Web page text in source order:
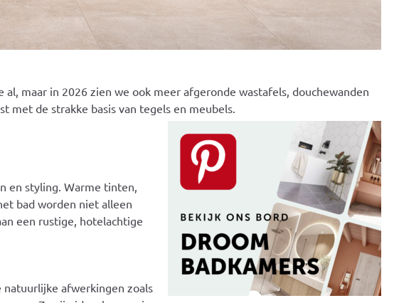
maar in 2026 zien we ook meer afgeronde wastafels, douchewanden
met de strakke basis van tegels en meubels.
en styling. Warme tinten,
bad worden niet alleen
een rustige, hotelachtige
afwerkingen zoals